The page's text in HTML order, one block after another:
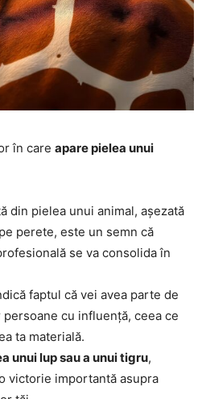
în care apare pielea unui
din pielea unui animal, așezată
perete, este un semn că
se va consolida în
faptul că vei avea parte de
cu influență, ceea ce
ta materială.
unui lup sau a unui tigru,
victorie importantă asupra